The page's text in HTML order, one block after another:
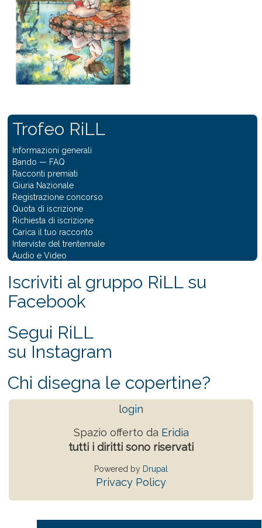
Trofeo RiLL
Informazioni generali
Bando — FAQ
Racconti premiati
Giuria Nazionale
Registrazione concorso
Quota di iscrizione
Richiesta di iscrizione
Carica il tuo racconto
Interviste del trentennale
Audio e Video
Iscriviti al gruppo RiLL su
Facebook
Segui RiLL
su Instagram
Chi disegna le copertine?
login
Spazio offerto da Eridia
tutti i diritti sono riservati
Powered by Drupal
Privacy Policy